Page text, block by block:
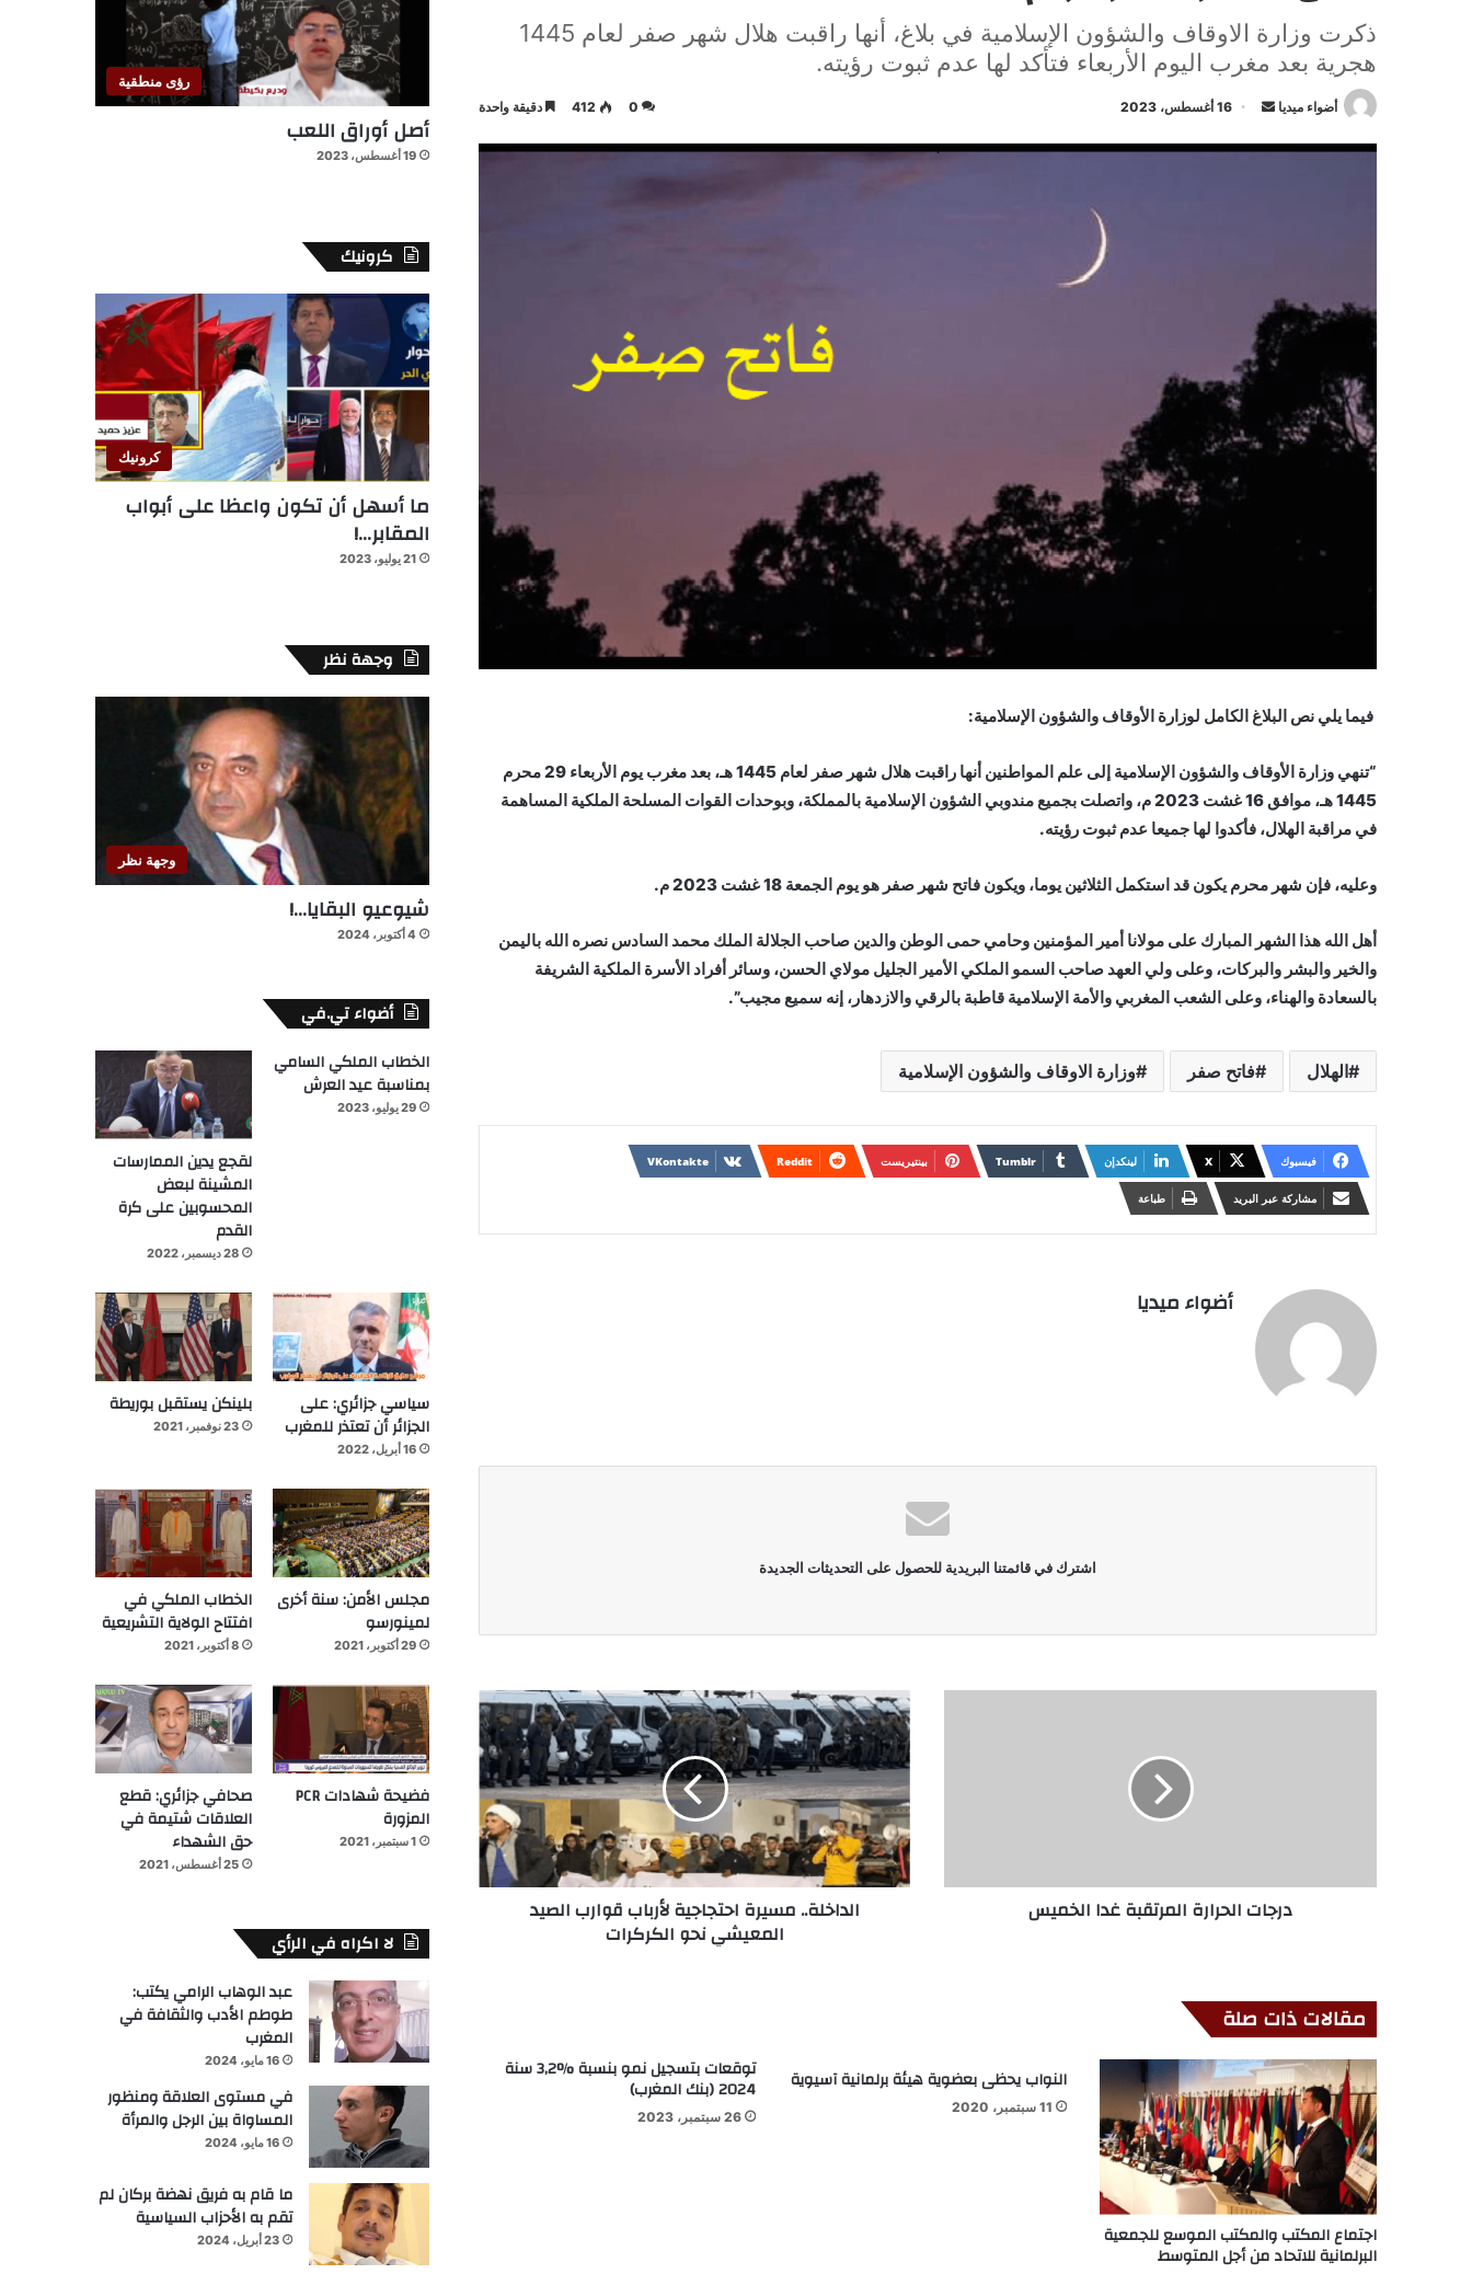
ذكرت وزارة الاوقاف والشؤون الإسلامية في بلاغ، أنها راقبت هلال شهر صفر لعام 1445
هجرية بعد مغرب اليوم الأربعاء فتأكد لها عدم ثبوت رؤيته.
أضواء ميديا
أرسل 16 أغسطس، 2023 0
412 دقيقة واحدة
فيما يلي نص البلاغ الكامل لوزارة الأوقاف والشؤون الإسلامية:
“تنهي وزارة الأوقاف والشؤون الإسلامية إلى علم المواطنين أنها راقبت هلال شهر صفر لعام 1445 هـ، بعد مغرب يوم الأربعاء 29 محرم
1445 هـ، موافق 16 غشت 2023 م، واتصلت بجميع مندوبي الشؤون الإسلامية بالمملكة، وبوحدات القوات المسلحة الملكية المساهمة
في مراقبة الهلال، فأكدوا لها جميعا عدم ثبوت رؤيته.
وعليه، فإن شهر محرم يكون قد استكمل الثلاثين يوما، ويكون فاتح شهر صفر هو يوم الجمعة 18 غشت 2023 م.
أهل الله هذا الشهر المبارك على مولانا أمير المؤمنين وحامي حمى الوطن والدين صاحب الجلالة الملك محمد السادس نصره الله باليمن
والخير والبشر والبركات، وعلى ولي العهد صاحب السمو الملكي الأمير الجليل مولاي الحسن، وسائر أفراد الأسرة الملكية الشريفة
بالسعادة والهناء، وعلى الشعب المغربي والأمة الإسلامية قاطبة بالرقي والازدهار، إنه سميع مجيب”.
الهلال فاتح صفر وزارة الاوقاف والشؤون الإسلامية
فيسبوك X لينكدإن بينتيريست
مشاركة عبر البريد طباعة
أضواء ميديا
اشترك في قائمتنا البريدية للحصول على التحديثات الجديدة
درجات الحرارة المرتقبة غدا الخميس الداخلة.. مسيرة احتجاجية لأرباب قوارب الصيد
المعيشي نحو الكركرات
مقالات ذات صلة
اجتماع المكتب والمكتب الموسع للجمعية
البرلمانية للاتحاد من أجل المتوسط
النواب يحظى بعضوية هيئة برلمانية آسيوية
11 سبتمبر، 2020
توقعات بتسجيل نمو بنسبة %3,2 سنة
2024 (بنك المغرب)
26 سبتمبر، 2023
رؤى منطقية
أصل أوراق اللعب
19 أغسطس، 2023
كرونيك
كرونيك
ما أسهل أن تكون واعظا على أبواب
المقابر…!
21 يوليو، 2023
وجهة نظر
وجهة نظر
شيوعيو البقايا…!
4 أكتوبر، 2024
أضواء تي.في
الخطاب الملكي السامي
بمناسبة عيد العرش
29 يوليو، 2023
لقجع يدين الممارسات
المشينة لبعض
المحسوبين على كرة
القدم
28 ديسمبر، 2022
سياسي جزائري: على
الجزائر أن تعتذر للمغرب
16 أبريل، 2022
بلينكن يستقبل بوريطة
23 نوفمبر، 2021
مجلس الأمن: سنة أخرى
لمينورسو
29 أكتوبر، 2021
الخطاب الملكي في
افتتاح الولاية التشريعية
8 أكتوبر، 2021
فضيحة شهادات PCR
المزورة
1 سبتمبر، 2021
صحافي جزائري: قطع
العلاقات شتيمة في
حق الشهداء
25 أغسطس، 2021
لا اكراه في الرأي
عبد الوهاب الرامي يكتب:
طوطم الأدب والثقافة في
المغرب
16 مايو، 2024
في مستوى العلاقة ومنظور
المساواة بين الرجل والمرأة
16 مايو، 2024
ما قام به فريق نهضة بركان لم
تقم به الأحزاب السياسية
23 أبريل، 2024